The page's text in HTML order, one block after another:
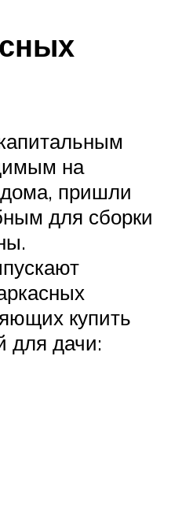
на
дома, пришли
для сборки
купить
для дачи: